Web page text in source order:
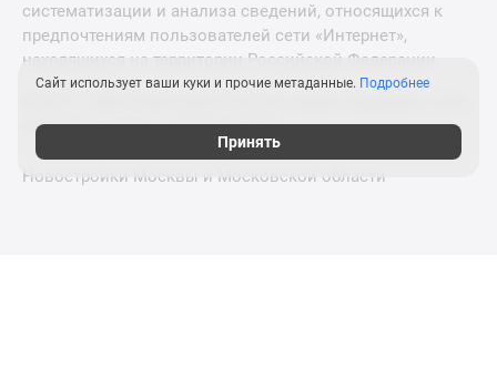
систематизации и анализа сведений, относящихся к
предпочтениям пользователей сети «Интернет»,
находящихся на территории Российской Федерации.
что нужно знать о новостройках
Новостройки Москвы и Московской области
Сайт использует ваши куки и прочие метаданные. Подробнее
Принять